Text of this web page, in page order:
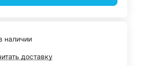
наличии
доставку